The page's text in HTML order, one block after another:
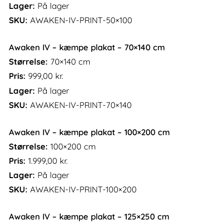
Lager: På lager
SKU: AWAKEN-IV-PRINT-50×100
Awaken IV – kæmpe plakat – 70×140 cm
Størrelse: 70×140 cm
Pris: 999,00 kr.
Lager: På lager
SKU: AWAKEN-IV-PRINT-70×140
Awaken IV – kæmpe plakat – 100×200 cm
Størrelse: 100×200 cm
Pris: 1.999,00 kr.
Lager: På lager
SKU: AWAKEN-IV-PRINT-100×200
Awaken IV – kæmpe plakat – 125×250 cm